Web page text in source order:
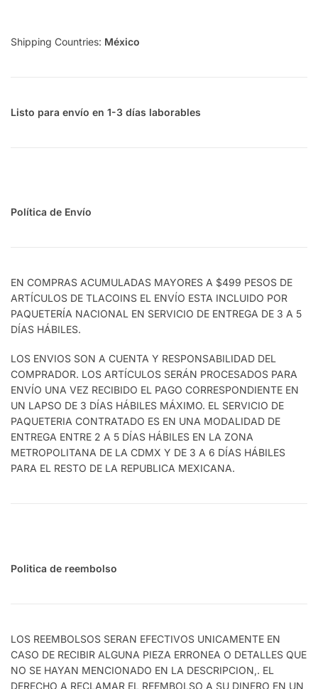
Shipping Countries: México
Listo para envío en 1-3 días laborables
Política de Envío
EN COMPRAS ACUMULADAS MAYORES A $499 PESOS DE
ARTÍCULOS DE TLACOINS EL ENVÍO ESTA INCLUIDO POR
PAQUETERÍA NACIONAL EN SERVICIO DE ENTREGA DE 3 A 5
DÍAS HÁBILES.
LOS ENVIOS SON A CUENTA Y RESPONSABILIDAD DEL
COMPRADOR. LOS ARTÍCULOS SERÁN PROCESADOS PARA
ENVÍO UNA VEZ RECIBIDO EL PAGO CORRESPONDIENTE EN
UN LAPSO DE 3 DÍAS HÁBILES MÁXIMO. EL SERVICIO DE
PAQUETERIA CONTRATADO ES EN UNA MODALIDAD DE
ENTREGA ENTRE 2 A 5 DÍAS HÁBILES EN LA ZONA
METROPOLITANA DE LA CDMX Y DE 3 A 6 DÍAS HÁBILES
PARA EL RESTO DE LA REPUBLICA MEXICANA.
Politica de reembolso
LOS REEMBOLSOS SERAN EFECTIVOS UNICAMENTE EN
CASO DE RECIBIR ALGUNA PIEZA ERRONEA O DETALLES QUE
NO SE HAYAN MENCIONADO EN LA DESCRIPCION,. EL
DERECHO A RECLAMAR EL REEMBOLSO A SU DINERO EN UN